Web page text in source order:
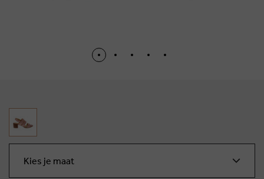
Kies je maat